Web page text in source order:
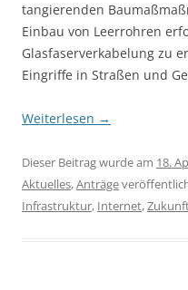
tangierenden
Einbau von Leerrohren
Glasfaserverkabelung zu
Eingriffe in Straßen und
Weiterlesen →
Dieser Beitrag wurde am 18.
Aktuelles,Anträge
Infrastruktur, Internet,